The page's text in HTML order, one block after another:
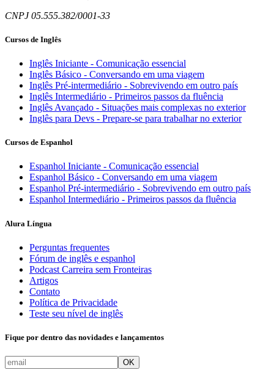
CNPJ 05.555.382/0001-33
Cursos de Inglês
Inglês Iniciante - Comunicação essencial
Inglês Básico - Conversando em uma viagem
Inglês Pré-intermediário - Sobrevivendo em outro país
Inglês Intermediário - Primeiros passos da fluência
Inglês Avançado - Situações mais complexas no exterior
Inglês para Devs - Prepare-se para trabalhar no exterior
Cursos de Espanhol
Espanhol Iniciante - Comunicação essencial
Espanhol Básico - Conversando em uma viagem
Espanhol Pré-intermediário - Sobrevivendo em outro país
Espanhol Intermediário - Primeiros passos da fluência
Alura Língua
Perguntas frequentes
Fórum de inglês e espanhol
Podcast Carreira sem Fronteiras
Artigos
Contato
Política de Privacidade
Teste seu nível de inglês
Fique por dentro das novidades e lançamentos
OK